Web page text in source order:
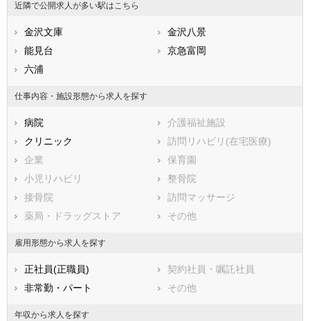
福岡県
佐賀県
熊本県
鹿児島県
横浜市港南区
横浜市緑区
横浜市瀬谷区
横浜市栄区
横浜市泉区
横浜市青葉区
川崎市中原区
川崎市高津区
川崎市多摩区
川崎市宮前区
川崎市麻生区
相模原市すべて
相模原市緑区
相模原市中央区
相模原市南区
市部
鎌倉市
藤沢市
小田原市
茅ヶ崎市
逗子市
近隣で公開求人が多い駅はこちら
金沢文庫
金沢八景
能見台
京急富岡
六浦
仕事内容・施設形態から求人を探す
病院
介護福祉施設
クリニック
訪問リハビリ(在宅医療)
企業
保育園
小児リハビリ
整骨院
接骨院
訪問マッサージ
薬局・ドラッグストア
その他
雇用形態から求人を探す
正社員(正職員)
契約社員・嘱託社員
非常勤・パート
その他
年収から求人を探す